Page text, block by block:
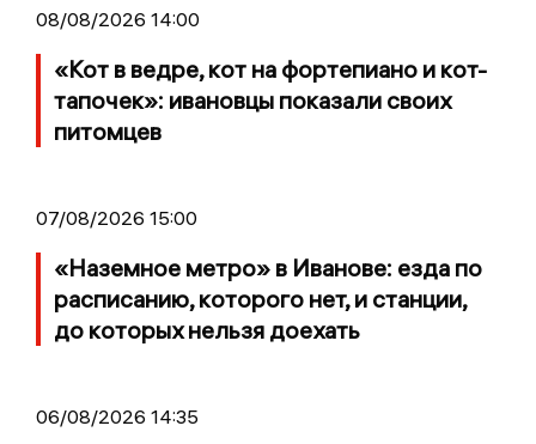
08/08/2026 14:00
«Кот в ведре, кот на фортепиано и кот-
тапочек»: ивановцы показали своих
питомцев
07/08/2026 15:00
«Наземное метро» в Иванове: езда по
расписанию, которого нет, и станции,
до которых нельзя доехать
06/08/2026 14:35